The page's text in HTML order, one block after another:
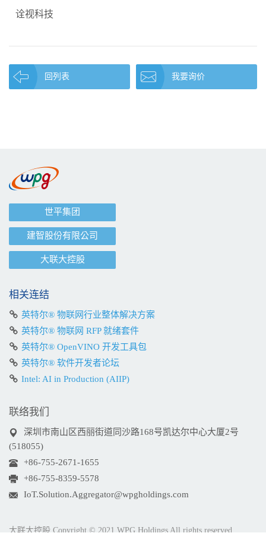
诠视科技
回列表 我要询价
世平集团
建智股份有限公司
大联大控股
相关连结
英特尔® 物联网行业整体解决方案
英特尔® 物联网 RFP 就绪套件
英特尔® OpenVINO 开发工具包
英特尔® 软件开发者论坛
Intel: AI in Production (AIIP)
联络我们
深圳市南山区西丽街道同沙路168号凯达尔中心大厦2号
(518055)
+86-755-2671-1655
+86-755-8359-5578
IoT.Solution.Aggregator@wpgholdings.com
大联大控股 Copyright © 2021 WPG Holdings All rights reserved.